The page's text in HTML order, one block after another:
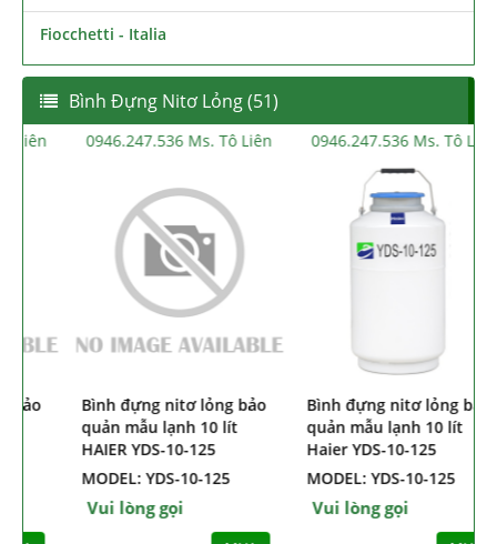
Fiocchetti - Italia
Bình Đựng Nitơ Lỏng (51)
0946.247.536 Ms. Tô Liên
Bình đựng nitơ bảo quản
mẫu lạnh 14L Haier HVC-
MODEL: HVC-14-216
Vui lòng gọi
0946.247.536 Ms. Tô Liên
Bình đựng nitơ lỏng bảo
quản mẫu lạnh 10 lít
HAIER YDS-10
MODEL: YDS-10
Vui lòng gọi